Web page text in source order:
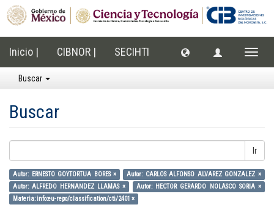
Inicio | CIBNOR | SECIHTI
Buscar
Buscar
Ir
Autor: ERNESTO GOYTORTUA BORES ×
Autor: CARLOS ALFONSO ALVAREZ GONZALEZ ×
Autor: ALFREDO HERNANDEZ LLAMAS ×
Autor: HECTOR GERARDO NOLASCO SORIA ×
Materia: info:eu-repo/classification/cti/2401 ×